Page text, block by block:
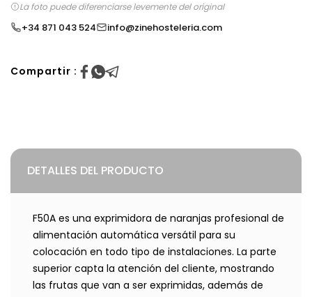
La foto puede diferenciarse levemente del original
+34 871 043 524 info@zinehosteleria.com
Compartir :
DETALLES DEL PRODUCTO
F50A es una exprimidora de naranjas profesional de
alimentación automática versátil para su
colocación en todo tipo de instalaciones. La parte
superior capta la atención del cliente, mostrando
las frutas que van a ser exprimidas, además de